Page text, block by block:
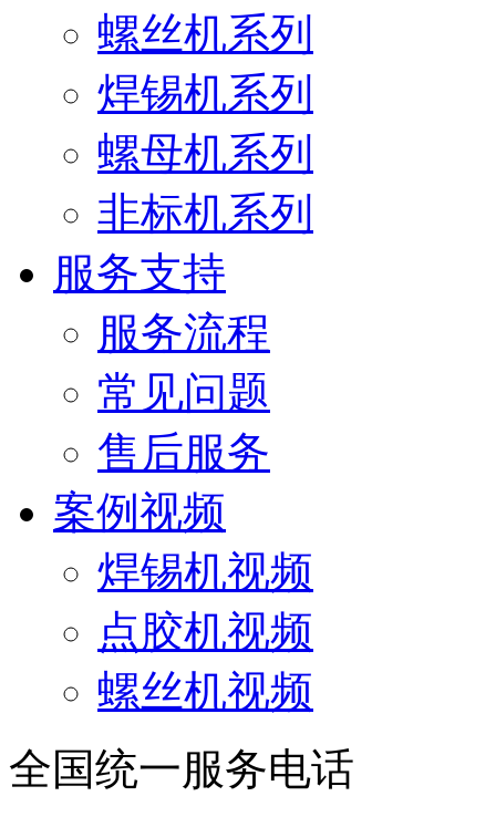
螺丝机系列
焊锡机系列
螺母机系列
非标机系列
服务支持
服务流程
常见问题
售后服务
案例视频
焊锡机视频
点胶机视频
螺丝机视频
全国统一服务电话